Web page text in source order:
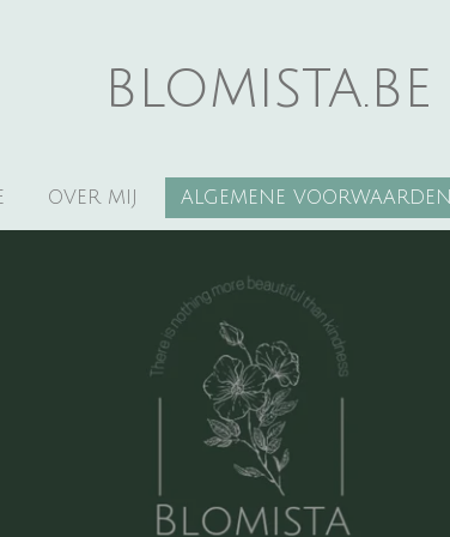
blomista.be
OVER MIJ ALGEMENE VOORWAARDEN